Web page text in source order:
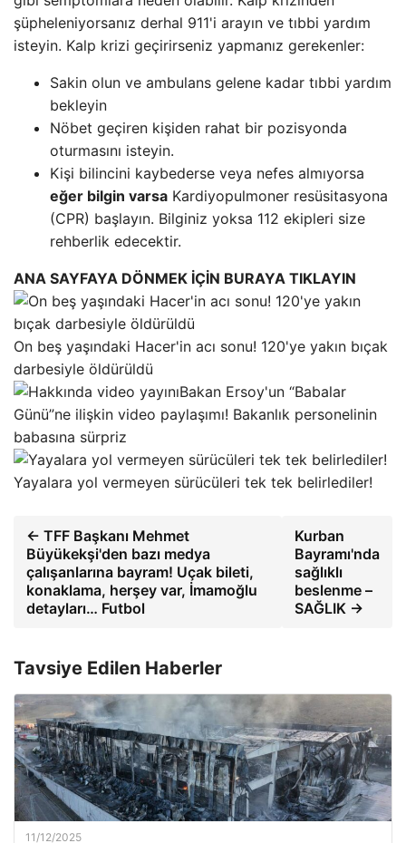
şüpheleniyorsanız derhal 911'i arayın ve tıbbi yardım
isteyin. Kalp krizi geçirirseniz yapmanız gerekenler:
Sakin olun ve ambulans gelene kadar tıbbi yardım
bekleyin
Nöbet geçiren kişiden rahat bir pozisyonda
oturmasını isteyin.
Kişi bilincini kaybederse veya nefes almıyorsa
eğer bilgin varsa Kardiyopulmoner resüsitasyona
(CPR) başlayın. Bilginiz yoksa 112 ekipleri size
rehberlik edecektir.
ANA SAYFAYA DÖNMEK İÇİN BURAYA TIKLAYIN
On beş yaşındaki Hacer'in acı sonu! 120'ye yakın bıçak
darbesiyle öldürüldü
Bakan Ersoy'un “Babalar
Günü”ne ilişkin video paylaşımı! Bakanlık personelinin
babasına sürpriz
Yayalara yol vermeyen sürücüleri tek tek belirlediler!
← TFF Başkanı Mehmet
Büyükekşi'den bazı medya
çalışanlarına bayram! Uçak bileti,
konaklama, herşey var, İmamoğlu
detayları… Futbol
Kurban
Bayramı'nda
sağlıklı
beslenme –
SAĞLIK →
Tavsiye Edilen Haberler
11/12/2025